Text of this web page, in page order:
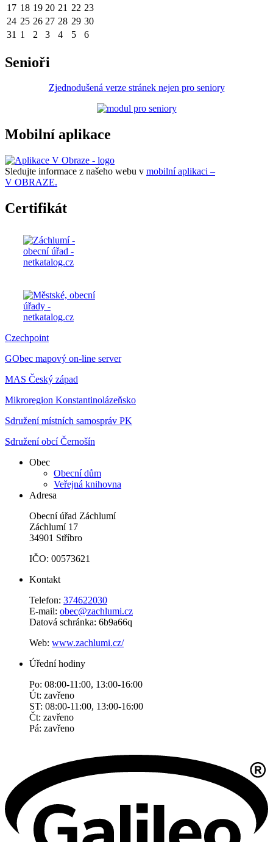
17 18 19 20 21 22 23
24 25 26 27 28 29 30
31 1 2 3 4 5 6
Senioři
Zjednodušená verze stránek nejen pro seniory
Mobilní aplikace
Sledujte informace z našeho webu v mobilní aplikaci –
V OBRAZE.
Certifikát
Czechpoint
GObec mapový on-line server
MAS Český západ
Mikroregion Konstantinolázeňsko
Sdružení místních samospráv PK
Sdružení obcí Černošín
Obec
Obecní dům
Veřejná knihovna
Adresa
Obecní úřad Záchlumí
Záchlumí 17
34901 Stříbro
IČO: 00573621
Kontakt
Telefon: 374622030
E-mail: obec@zachlumi.cz
Datová schránka: 6b9a66q
Web: www.zachlumi.cz/
Úřední hodiny
Po: 08:00-11:00, 13:00-16:00
Út: zavřeno
ST: 08:00-11:00, 13:00-16:00
Čt: zavřeno
Pá: zavřeno